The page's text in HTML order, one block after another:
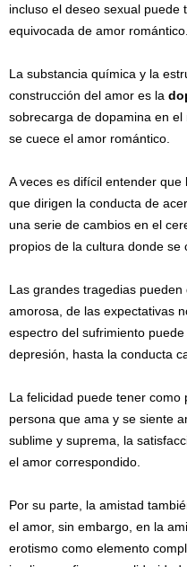
incluso el deseo sexual puede
equivocada de amor romántico.
La substancia química y la
construcción del amor es la
sobrecarga de dopamina en
se cuece el amor romántico.
A veces es difícil entender
que dirigen la conducta de
una serie de cambios en el
propios de la cultura donde se
Las grandes tragedias
amorosa, de las expectativas
espectro del sufrimiento
depresión, hasta la conducta
La felicidad puede tener como
persona que ama y se siente
sublime y suprema, la
el amor correspondido.
Por su parte, la amistad
el amor, sin embargo, en la
erotismo como elemento